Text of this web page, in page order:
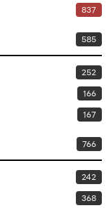
837
585
252
166
167
766
242
368